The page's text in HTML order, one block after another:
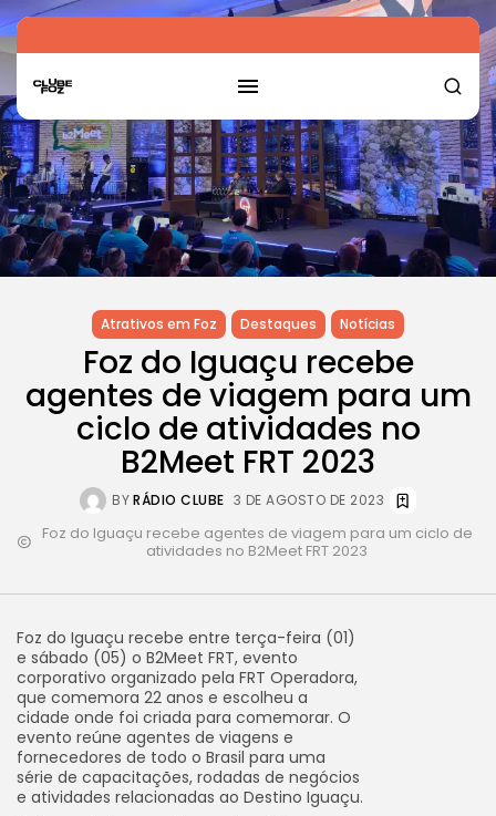
Atrativos em Foz Destaques Notícias
Foz do Iguaçu recebe
agentes de viagem para um
ciclo de atividades no
B2Meet FRT 2023
BYRÁDIO CLUBE 3 DE AGOSTO DE 2023
Foz do Iguaçu recebe agentes de viagem para um ciclo de
atividades no B2Meet FRT 2023
Foz do Iguaçu recebe entre terça-feira (01)
e sábado (05) o B2Meet FRT, evento
corporativo organizado pela FRT Operadora,
que comemora 22 anos e escolheu a
cidade onde foi criada para comemorar. O
evento reúne agentes de viagens e
fornecedores de todo o Brasil para uma
série de capacitações, rodadas de negócios
e atividades relacionadas ao Destino Iguaçu.